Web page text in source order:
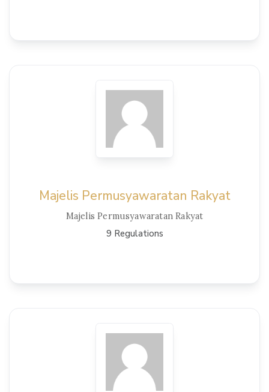
View Details
Majelis Permusyawaratan Rakyat
Majelis Permusyawaratan Rakyat
9 Regulations
View Details